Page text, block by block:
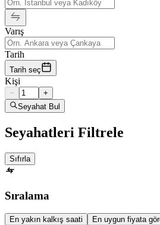
Varış
Tarih
Tarih seç
Kişi
−
+
Seyahat Bul
Seyahatleri Filtrele
Sıfırla
Sıralama
En yakın kalkış saati En uygun fiyata